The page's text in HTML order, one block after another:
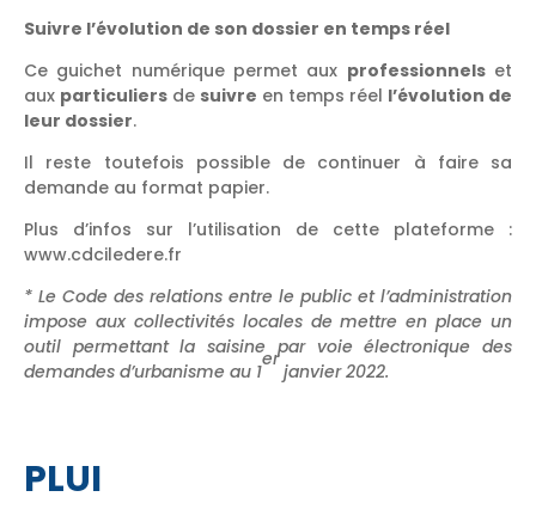
Suivre l’évolution de son dossier en temps réel
Ce guichet numérique permet aux professionnelset
aux particuliers de suivre en temps réel l’évolution de
leur dossier.
Il reste toutefois possible de continuer à faire sa
demande au format papier.
Plus d’infos sur l’utilisation de cette plateforme :
www.cdciledere.fr
* Le Code des relations entre le public et l’administration
impose aux collectivités locales de mettre en place un
outil permettant la saisine par voie électronique des
demandes d’urbanisme au 1
er
janvier 2022.
PLUI